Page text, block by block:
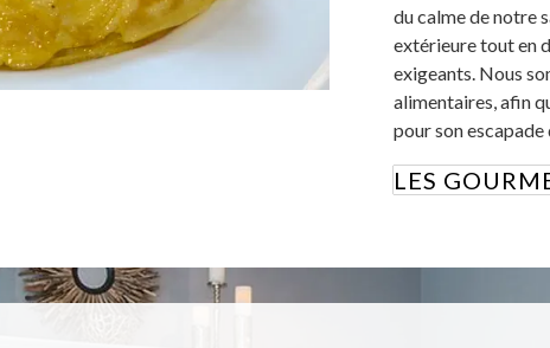
du calme de notre
extérieure tout en
exigeants. Nous
alimentaires, afin
pour son escapade
LES